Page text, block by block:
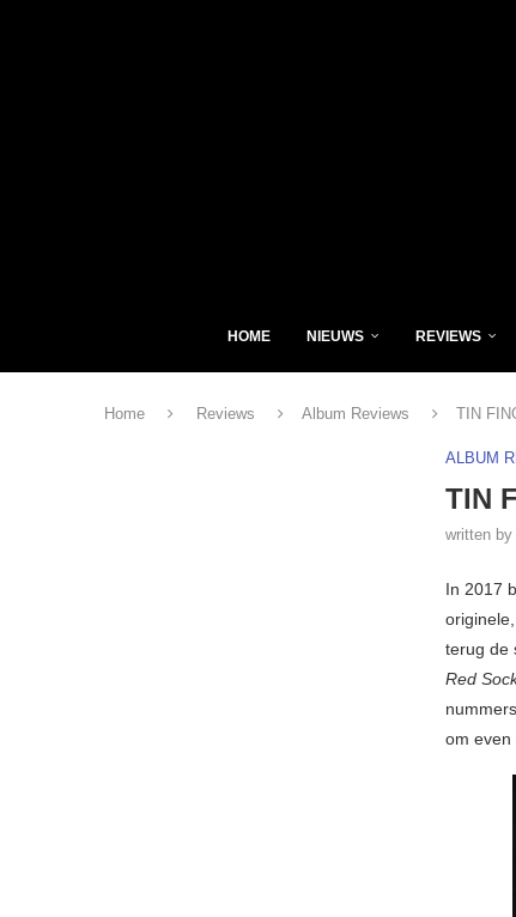
HOME NIEUWS REVIEWS
Home Reviews Album Reviews TIN
ALBUM
TIN
written by
In 2017
terug de
Red
om even